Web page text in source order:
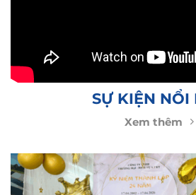
SỰ KIỆN NỔI
Xem thêm